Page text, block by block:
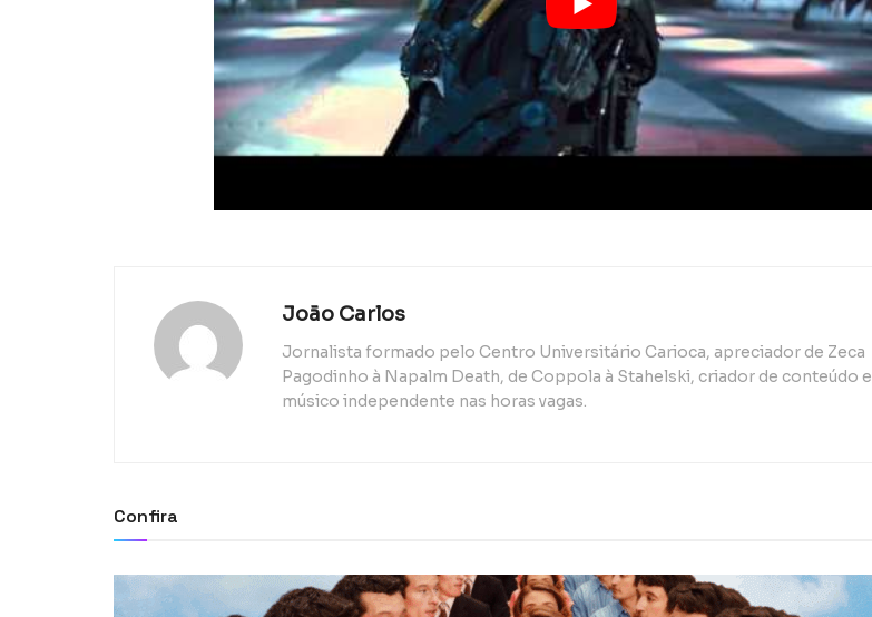
João Carlos
Jornalista formado pelo Centro Universitário Carioca, apreciador de Zeca
Pagodinho à Napalm Death, de Coppola à Stahelski, criador de conteúdo e
músico independente nas horas vagas.
Confira